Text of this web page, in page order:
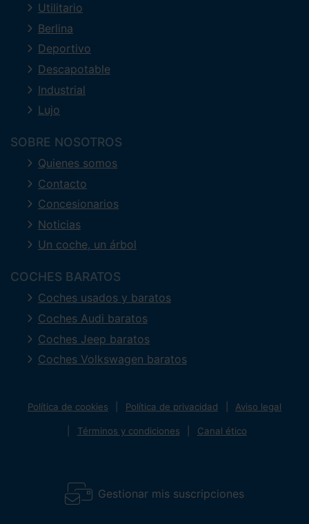
Utilitario
Berlina
Deportivo
Descapotable
Industrial
Lujo
SOBRE NOSOTROS
Quienes somos
Contacto
Concesionarios
Noticias
Un coche, un árbol
COCHES BARATOS
Coches usados y baratos
Coches Audi baratos
Coches Jeep baratos
Coches Volkswagen baratos
Política de cookies Política de privacidad Aviso legal
Términos y condiciones Canal ético
Gestionar mis suscripciones